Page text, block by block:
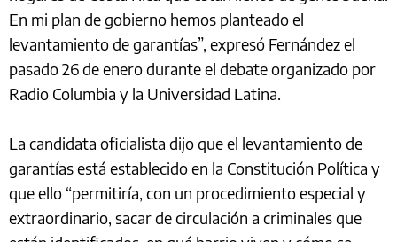
En mi plan de gobierno hemos planteado el
levantamiento de garantías”, expresó Fernández el
pasado 26 de enero durante el debate organizado por
Radio Columbia y la Universidad Latina.
La candidata oficialista dijo que el levantamiento de
garantías está establecido en la Constitución Política y
que ello “permitiría, con un procedimiento especial y
extraordinario, sacar de circulación a criminales que